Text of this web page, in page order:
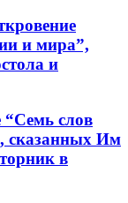
и мира”,
и
слов
сказанных Им
в